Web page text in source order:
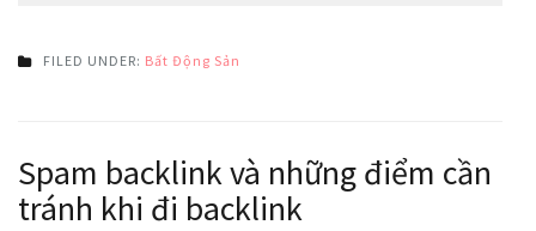
FILED UNDER: Bất Động Sản
Spam backlink và những điểm cần
tránh khi đi backlink